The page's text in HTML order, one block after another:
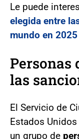
Le puede
elegida entre
mundo en 2025
Personas
las
El Servicio de
Estados
un grupo de